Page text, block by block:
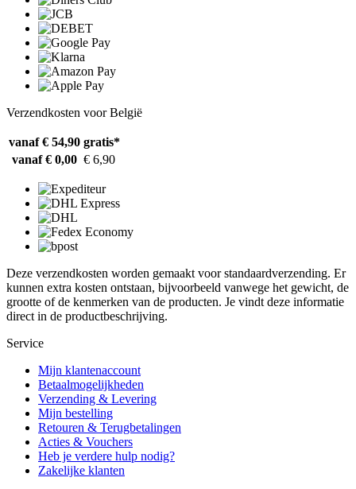
Verzendkosten voor België
vanaf € 54,90 gratis*
vanaf € 0,00 € 6,90
Deze verzendkosten worden gemaakt voor standaardverzending. Er
kunnen extra kosten ontstaan, bijvoorbeeld vanwege het gewicht, de
grootte of de kenmerken van de producten. Je vindt deze informatie
direct in de productbeschrijving.
Service
Mijn klantenaccount
Betaalmogelijkheden
Verzending & Levering
Mijn bestelling
Retouren & Terugbetalingen
Acties & Vouchers
Heb je verdere hulp nodig?
Zakelijke klanten